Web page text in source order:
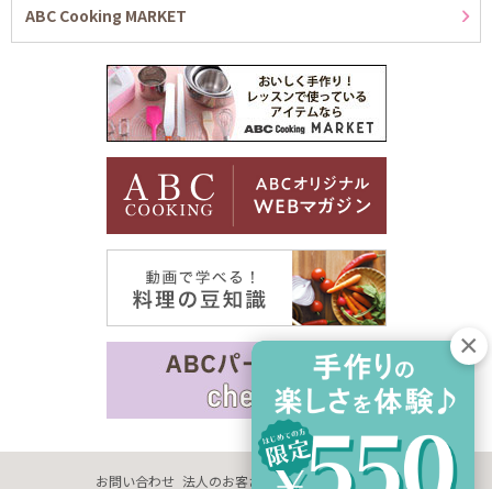
ABC Cooking MARKET
お問い合わせ 法人のお客さま 企業情報 採用情報